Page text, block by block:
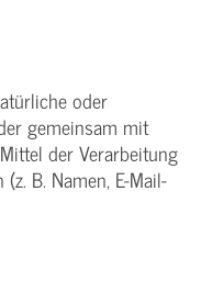
oder
gemeinsam mit
der Verarbeitung
B. Namen, E-Mail-